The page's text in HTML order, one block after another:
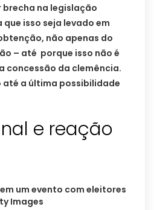
na legislação
isso seja levado em
não apenas do
– até porque isso não é
concessão da clemência.
até a última possibilidade
e reação
um evento com eleitores
Images